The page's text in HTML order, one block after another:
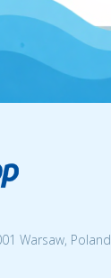
Warsaw, Poland